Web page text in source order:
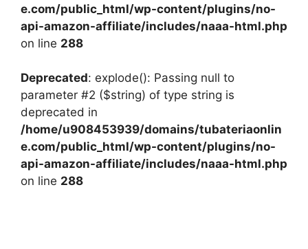
e.com/public_html/wp-content/plugins/no-
api-amazon-affiliate/includes/naaa-html.php
on line 288
Deprecated: explode(): Passing null to
parameter #2 ($string) of type string is
deprecated in
/home/u908453939/domains/tubateriaonlin
e.com/public_html/wp-content/plugins/no-
api-amazon-affiliate/includes/naaa-html.php
on line 288